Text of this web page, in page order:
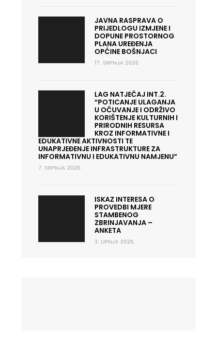
JAVNA RASPRAVA O
PRIJEDLOGU IZMJENE I
DOPUNE PROSTORNOG
PLANA UREĐENJA
OPĆINE BOŠNJACI
17. SRPNJA 2026.
LAG NATJEČAJ INT.2.
“POTICANJE ULAGANJA
U OČUVANJE I ODRŽIVO
KORIŠTENJE KULTURNIH I
PRIRODNIH RESURSA
KROZ INFORMATIVNE I
EDUKATIVNE AKTIVNOSTI TE
UNAPRJEĐENJE INFRASTRUKTURE ZA
INFORMATIVNU I EDUKATIVNU NAMJENU”
7. SRPNJA 2026.
ISKAZ INTERESA O
PROVEDBI MJERE
STAMBENOG
ZBRINJAVANJA –
ANKETA
3. LIPNJA 2026.